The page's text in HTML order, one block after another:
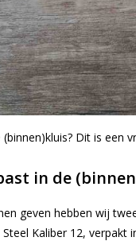
Dit is een
in de
geven hebben wij
Kaliber 12, verpakt